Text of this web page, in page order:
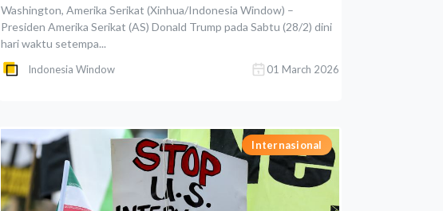
Washington, Amerika Serikat (Xinhua/Indonesia Window) –
Presiden Amerika Serikat (AS) Donald Trump pada Sabtu (28/2) dini
hari waktu setempa...
Indonesia Window 01 March 2026
Internasional